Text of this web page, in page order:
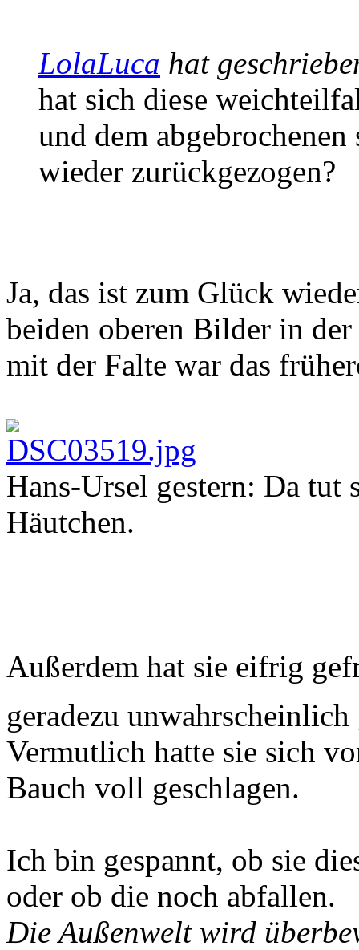
LolaLuca hat
hat sich diese
und dem
wieder zurückgezogen?
Ja, das ist zum Glück
beiden oberen Bilder in
mit der Falte war das
Hans-Ursel gestern: Da tut
Häutchen.
Außerdem hat sie eifrig
geradezu
Vermutlich hatte sie sich
Bauch voll geschlagen.
Ich bin gespannt, ob sie
oder ob die noch abfallen.
Die Außenwelt wird